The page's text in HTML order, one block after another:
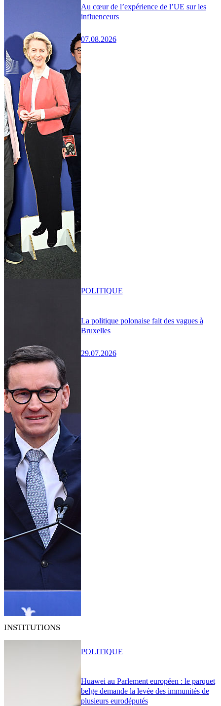
Au cœur de l’expérience de l’UE sur les
influenceurs
07.08.2026
La politique polonaise fait des vagues à
Bruxelles
29.07.2026
POLITIQUE
INSTITUTIONS
Huawei au Parlement européen : le parquet
belge demande la levée des immunités de
plusieurs eurodéputés
POLITIQUE